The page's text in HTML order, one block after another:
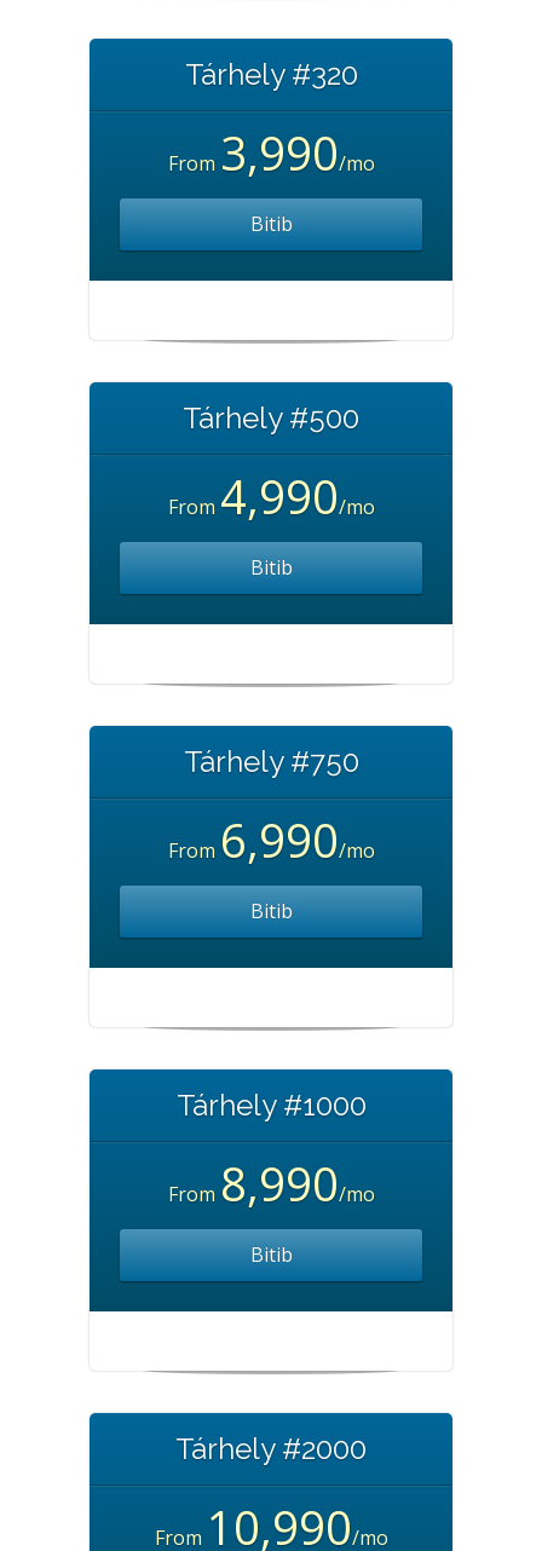
Tárhely #320
From 3,990/mo
Bitib
Tárhely #500
From 4,990/mo
Bitib
Tárhely #750
From 6,990/mo
Bitib
Tárhely #1000
From 8,990/mo
Bitib
Tárhely #2000
From 10,990/mo